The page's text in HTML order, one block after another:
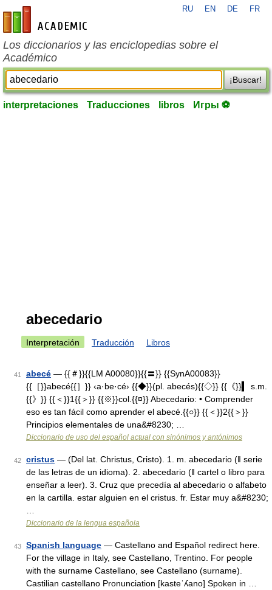
es-academic.com
RU EN DE FR
Los diccionarios y las enciclopedias sobre el
Académico
¡Buscar!
interpretaciones Traducciones libros Игры ⚽
abecedario
Interpretación Traducción Libros
41 abecé — {{＃}}{{LM A00080}}{{〓}} {{SynA00083}}
{{［}}abecé{{］}} ‹a·be·cé› {{◆}}(pl. abecés){{◇}} {{《}}▍ s.m.
{{》}} {{＜}}1{{＞}} {{※}}col.{{¤}} Abecedario: • Comprender
eso es tan fácil como aprender el abecé.{{○}} {{＜}}2{{＞}}
Principios elementales de una&#8230; …
Diccionario de uso del español actual con sinónimos y antónimos
42 cristus — (Del lat. Christus, Cristo). 1. m. abecedario (ǁ serie
de las letras de un idioma). 2. abecedario (ǁ cartel o libro para
enseñar a leer). 3. Cruz que precedía al abecedario o alfabeto
en la cartilla. estar alguien en el cristus. fr. Estar muy a&#8230;
Diccionario de la lengua española
43 Spanish language — Castellano and Español redirect here.
For the village in Italy, see Castellano, Trentino. For people
with the surname Castellano, see Castellano (surname).
Castilian castellano Pronunciation [kasteˈʎano] Spoken in …